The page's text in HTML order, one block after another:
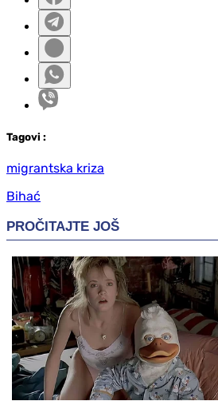
Tagovi :
migrantska kriza
Bihać